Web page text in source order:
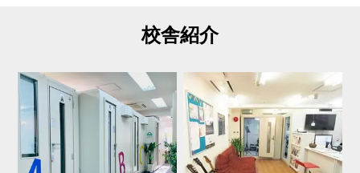
校舎紹介